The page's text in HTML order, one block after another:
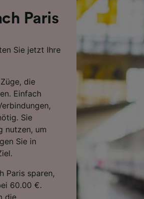
Paris
Sie jetzt Ihre
die
Einfach
Sie
nutzen, um
Sie in
Paris sparen,
60.00 €.
die